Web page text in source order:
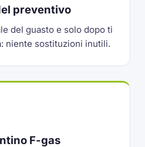
preventivo
del guasto e solo dopo ti
niente sostituzioni inutili.
F-gas